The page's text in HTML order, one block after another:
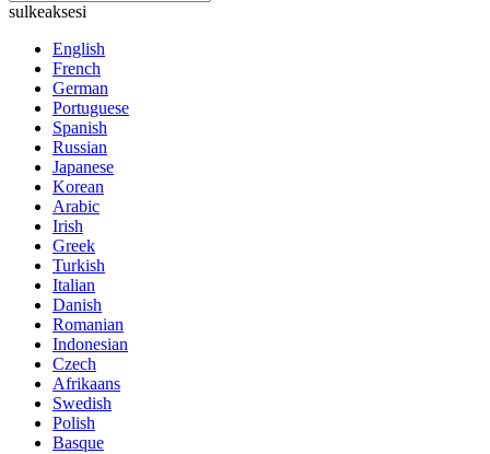
sulkeaksesi
English
French
German
Portuguese
Spanish
Russian
Japanese
Korean
Arabic
Irish
Greek
Turkish
Italian
Danish
Romanian
Indonesian
Czech
Afrikaans
Swedish
Polish
Basque